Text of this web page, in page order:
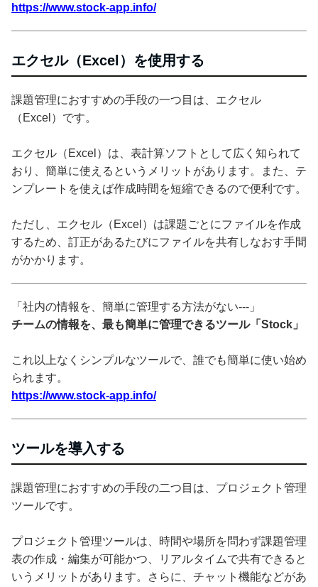
https://www.stock-app.info/
エクセル（Excel）を使用する
課題管理におすすめの手段の一つ目は、エクセル
（Excel）です。
エクセル（Excel）は、表計算ソフトとして広く知られて
おり、簡単に使えるというメリットがあります。また、テ
ンプレートを使えば作成時間を短縮できるので便利です。
ただし、エクセル（Excel）は課題ごとにファイルを作成
するため、訂正があるたびにファイルを共有しなおす手間
がかかります。
「社内の情報を、簡単に管理する方法がない---」
チームの情報を、最も簡単に管理できるツール「Stock」
これ以上なくシンプルなツールで、誰でも簡単に使い始め
られます。
https://www.stock-app.info/
ツールを導入する
課題管理におすすめの手段の二つ目は、プロジェクト管理
ツールです。
プロジェクト管理ツールは、時間や場所を問わず課題管理
表の作成・編集が可能かつ、リアルタイムで共有できると
いうメリットがあります。さらに、チャット機能などがあ